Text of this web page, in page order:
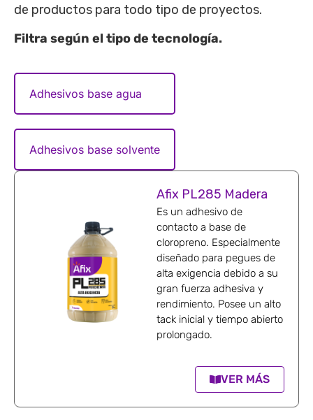
de productos para todo tipo de proyectos.
Filtra según el tipo de tecnología.
Adhesivos base agua
Adhesivos base solvente
Afix PL285 Madera
Es un adhesivo de
contacto a base de
cloropreno. Especialmente
diseñado para pegues de
alta exigencia debido a su
gran fuerza adhesiva y
rendimiento. Posee un alto
tack inicial y tiempo abierto
prolongado.
VER MÁS